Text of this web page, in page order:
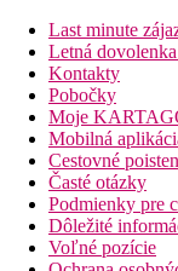
zmenáreň
výťah
reštaurácia
lobby bar
v rozľahlej
bar pri
terasa na
osušky za
detský klub
Last minute
Letná
Kontakty
Pobočky
Moje
Mobilná
Cestovné
Časté otázky
Podmienky pre
Dôležité
Voľné pozície